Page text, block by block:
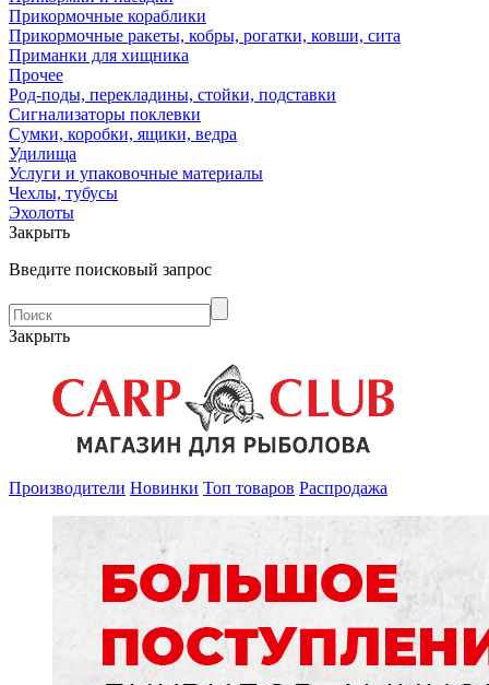
Прикормочные кораблики
Прикормочные ракеты, кобры, рогатки, ковши, сита
Приманки для хищника
Прочее
Род-поды, перекладины, стойки, подставки
Сигнализаторы поклевки
Сумки, коробки, ящики, ведра
Удилища
Услуги и упаковочные материалы
Чехлы, тубусы
Эхолоты
Закрыть
Введите поисковый запрос
Закрыть
Производители Новинки Топ товаров Распродажа